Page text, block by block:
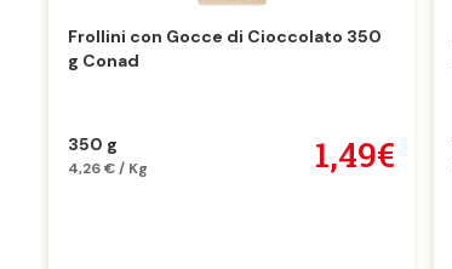
Frollini con Gocce di Cioccolato 350
g Conad
350 g
4,26 € / Kg 1,49€